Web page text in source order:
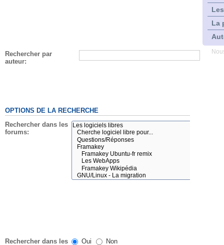
La
Rechercher par
auteur:
OPTIONS DE LA RECHERCHE
Rechercher dans les
forums:
Rechercher dans les Oui Non